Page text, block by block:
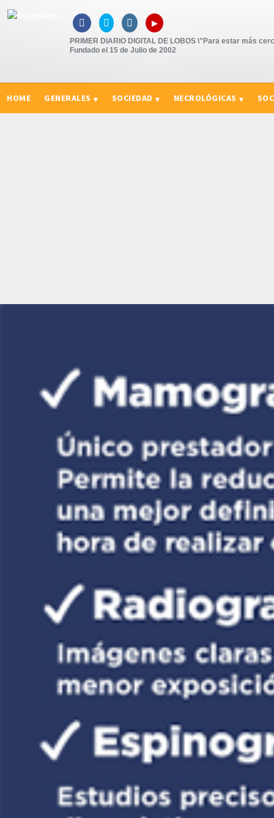
   ▸
PRIMER DIARIO DIGITAL DE LOBOS \"Para estar más
Fundado el 15 de Julio de 2002
HOME GENERALES SOCIEDAD NECROLÓGICAS